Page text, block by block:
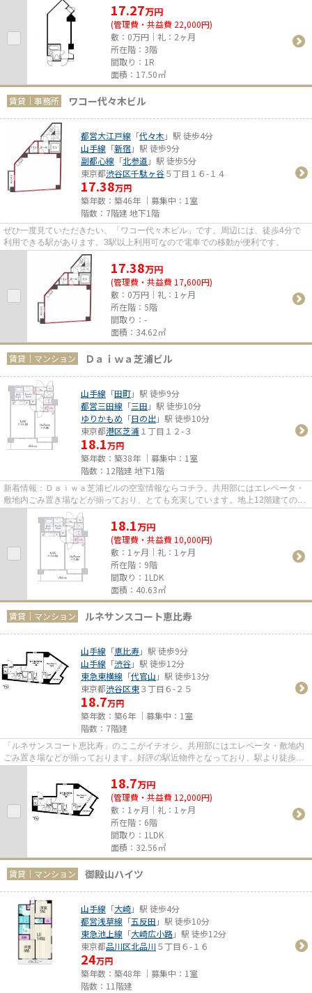
17.27万円
(管理費・共益費 22,000円)
敷：0万円｜礼：2ヶ月
所在階：3階
間取り：1R
面積：17.50㎡
賃貸｜事務所 ワコー代々木ビル
都営大江戸線 「代々木 」駅 徒歩4分
山手線 「新宿 」駅 徒歩9分
副都心線 「北参道 」駅 徒歩5分
東京都渋谷区千駄ヶ谷５丁目１６-１４
17.38万円
築年数：築46年 ｜募集中： 1室
階数：7階建 地下1階
ぜひ一度見ていただきたい、「ワコー代々木ビル」です。周辺には、徒歩4分で
利用できる駅があります。3駅以上利用可なので電車での移動が便利です。
17.38万円
(管理費・共益費 17,600円)
敷：0万円｜礼：1ヶ月
所在階：5階
間取り：-
面積：34.62㎡
賃貸｜マンション Ｄａｉｗａ芝浦ビル
山手線 「田町」駅 徒歩9分
都営三田線 「三田 」駅 徒歩10分
ゆりかもめ 「日の出 」駅 徒歩10分
東京都港区芝浦１丁目１２-３
18.1万円
築年数：築38年 ｜募集中： 1室
階数：12階建 地下1階
新着情報：Ｄａｉｗａ芝浦ビルの空室情報ならコチラ。共用部にはエレベータ・
敷地内ごみ置き場などが揃っており、とても充実しています。地上12階建ての物
件でございます。移動手段が...
18.1万円
(管理費・共益費 10,000円)
敷：1ヶ月｜礼：1ヶ月
所在階：9階
間取り：1LDK
面積：40.63㎡
賃貸｜マンション ルネサンスコート恵比寿
山手線 「恵比寿」駅 徒歩9分
山手線 「渋谷」駅 徒歩12分
東急東横線 「代官山 」駅 徒歩13分
東京都渋谷区東３丁目６-２５
18.7万円
築年数：築6年 ｜募集中： 1室
階数：7階建
「ルネサンスコート恵比寿」のここがイチオシ。共用部にはエレベータ・敷地内
ごみ置き場などが揃っております。好評の駅近物件となっており、駅より徒歩9
18.7万円
(管理費・共益費 12,000円)
敷：1ヶ月｜礼：1ヶ月
所在階：6階
間取り：1LDK
面積：32.56㎡
賃貸｜マンション 御殿山ハイツ
山手線 「大崎」駅 徒歩4分
都営浅草線 「五反田 」駅 徒歩10分
東急池上線 「大崎広小路」駅 徒歩12分
東京都品川区北品川 ５丁目６-１６
24万円
築年数：築48年 ｜募集中： 1室
階数：11階建